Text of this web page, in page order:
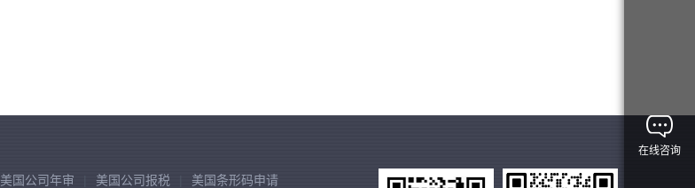
美国公司年审 美国公司报税 美国条形码申请
在线咨询